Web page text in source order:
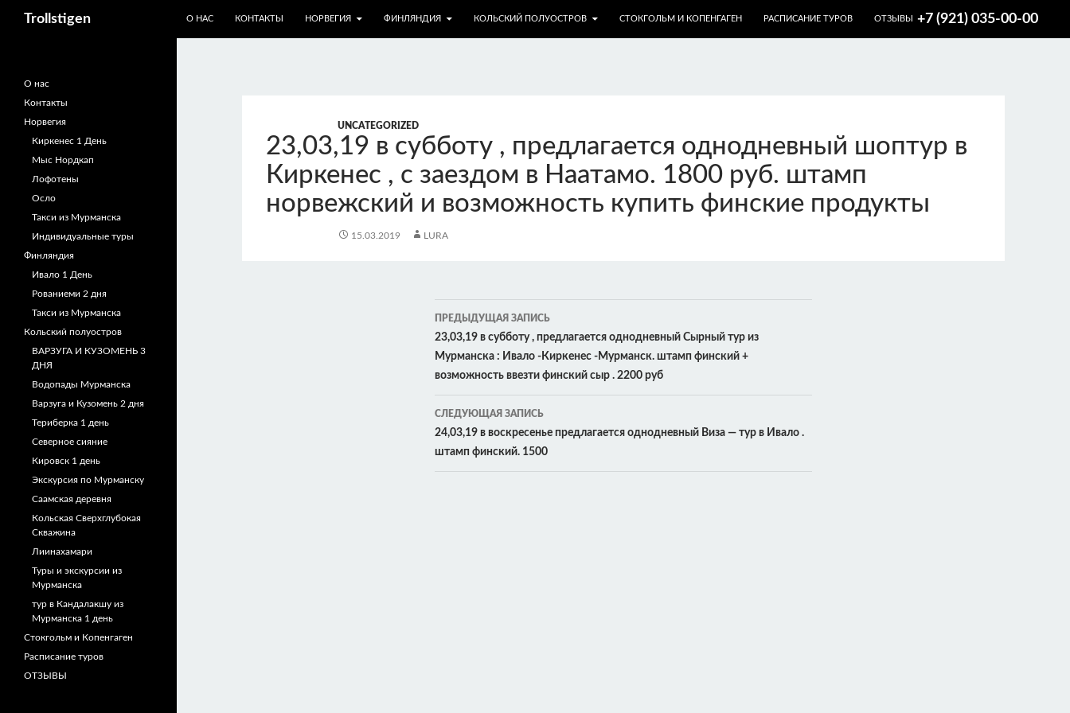
Trollstigen +7 (921) 035-00-00
О НАС
КОНТАКТЫ НОРВЕГИЯ ФИНЛЯНДИЯ КОЛЬСКИЙ ПОЛУОСТРОВ СТОКГОЛЬМ И КОПЕНГАГЕН РАСПИСАНИЕ ТУРОВ ОТЗЫВЫ
UNCATEGORIZED
23,03,19 в субботу , предлагается однодневный шоптур в
Киркенес , с заездом в Наатамо. 1800 руб. штамп
норвежский и возможность купить финские продукты
15.03.2019 LURA
Навигация
по
записям
ПРЕДЫДУЩАЯ ЗАПИСЬ
23,03,19 в субботу , предлагается однодневный Сырный тур из
Мурманска : Ивало -Киркенес -Мурманск. штамп финский +
возможность ввезти финский сыр . 2200 руб
СЛЕДУЮЩАЯ ЗАПИСЬ
24,03,19 в воскресенье предлагается однодневный Виза — тур в Ивало .
штамп финский. 1500
О нас
Контакты
Норвегия
Киркенес 1 День
Мыс Нордкап
Лофотены
Осло
Такси из Мурманска
Индивидуальные туры
Финляндия
Ивало 1 День
Рованиеми 2 дня
Такси из Мурманска
Кольский полуостров
ВАРЗУГА И КУЗОМЕНЬ 3
ДНЯ
Водопады Мурманска
Варзуга и Кузомень 2 дня
Териберка 1 день
Северное сияние
Кировск 1 день
Экскурсия по Мурманску
Саамская деревня
Кольская Сверхглубокая
Скважина
Лиинахамари
Туры и экскурсии из
Мурманска
тур в Кандалакшу из
Мурманска 1 день
Стокгольм и Копенгаген
Расписание туров
ОТЗЫВЫ